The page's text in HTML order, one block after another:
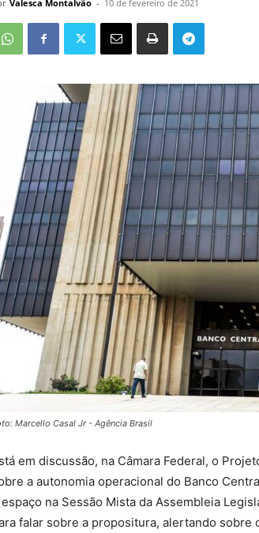
Valesca Montalvão - 10 de fevereiro de 2021
Marcello Casal Jr - Agência Brasil
em discussão, na Câmara Federal, o
a autonomia operacional do Banco
na Sessão Mista da Assembleia
falar sobre a propositura, alertando sobre